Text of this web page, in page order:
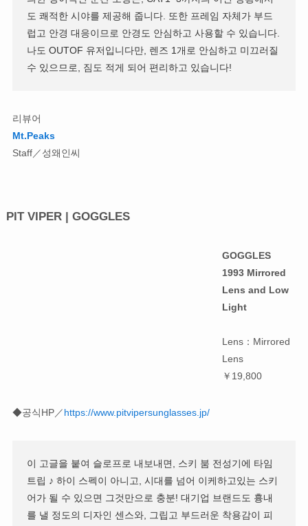
도 쾌적한 시야를 제공해 줍니다. 또한 프레임 자체가 부드
럽고 안경 대응이므로 안경도 안심하고 사용할 수 있습니다.
나도 OUTOF 유저입니다만, 렌즈 1개로 안심하고 미끄러질
수 있으므로, 짐도 적게 되어 편리하고 있습니다!
리뷰어
Mt.Peaks
Staff／성왜인씨
PIT VIPER | GOGGLES
GOGGLES
1993 Mirrored
Lens and Low
Light
Lens：Mirrored
Lens
￥19,800
◆공식HP／https://www.pitvipersunglasses.jp/
이 고글을 붙여 슬로프로 내보내면, 스키 붐 전성기에 타임
트립 ♪ 하이 스펙이 아니고, 시대를 넘어 이케하고있는 스키
어가 될 수 있으면 그것만으로 충분! 대기업 브랜드도 흉내
를 낼 정도의 디자인 센스와, 그립고 부드러운 착용감이 피